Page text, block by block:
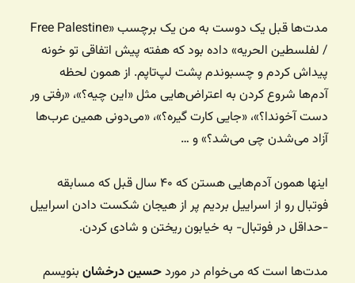
مدت‌ها قبل یک دوست به من یک برچسب «Free Palestine
/ لفلسطین الحریه» داده بود که هفته پیش اتفاقی تو خونه
پیداش کردم و چسبوندم پشت لپ‌تاپم. از همون لحظه
آدم‌ها شروع کردن به اعتراض‌هایی مثل «این چیه؟»، «رفتی ور
دست آخوندا؟»، «جایی کارت گیره؟»، «می‌دونی همین عرب‌ها
آزاد می‌شدن چی می‌شد؟» و …
اینها همون آدم‌هایی هستن که ۴۰ سال قبل که مسابقه
فوتبال رو از اسراییل بردیم پر از هیجان شکست دادن اسراییل
-حداقل در فوتبال- به خیابون ریختن و شادی کردن.
مدت‌ها است که می‌خوام در موردحسین درخشان ‌ بنویسم